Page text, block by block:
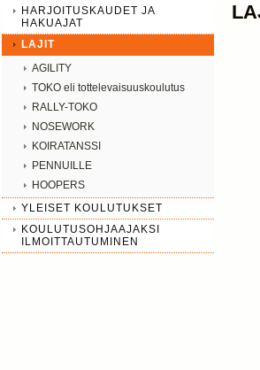
HARJOITUSKAUDET JA
HAKUAJAT
LAJIT
AGILITY
TOKO eli tottelevaisuuskoulutus
RALLY-TOKO
NOSEWORK
KOIRATANSSI
PENNUILLE
HOOPERS
YLEISET KOULUTUKSET
KOULUTUSOHJAAJAKSI
ILMOITTAUTUMINEN